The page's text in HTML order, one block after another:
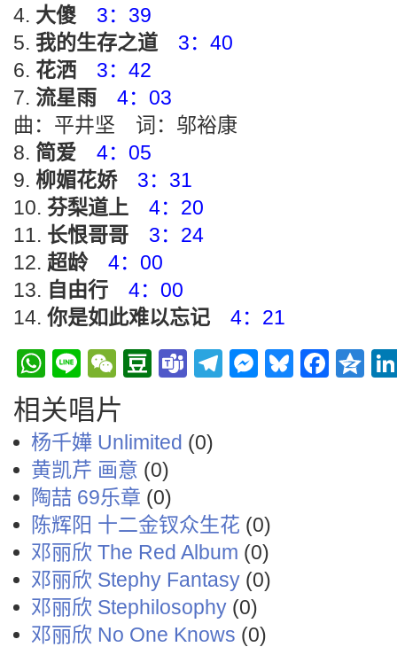
大傻
3：39
我的生存之道
3：40
花洒
3：42
流星雨
4：03
曲：平井坚 词：邬裕康
简爱
4：05
柳媚花娇
3：31
芬梨道上
4：20
长恨哥哥
3：24
超龄
4：00
自由行
4：00
你是如此难以忘记
4：21
WhatsApp
LineWeChat
Douban
TeamsTelegramBluesky
相关唱片
杨千嬅 Unlimited (0)
黄凯芹 画意 (0)
陶喆 69乐章 (0)
陈辉阳 十二金钗众生花 (0)
邓丽欣 The Red Album (0)
邓丽欣 Stephy Fantasy (0)
邓丽欣 Stephilosophy (0)
邓丽欣 No One Knows (0)